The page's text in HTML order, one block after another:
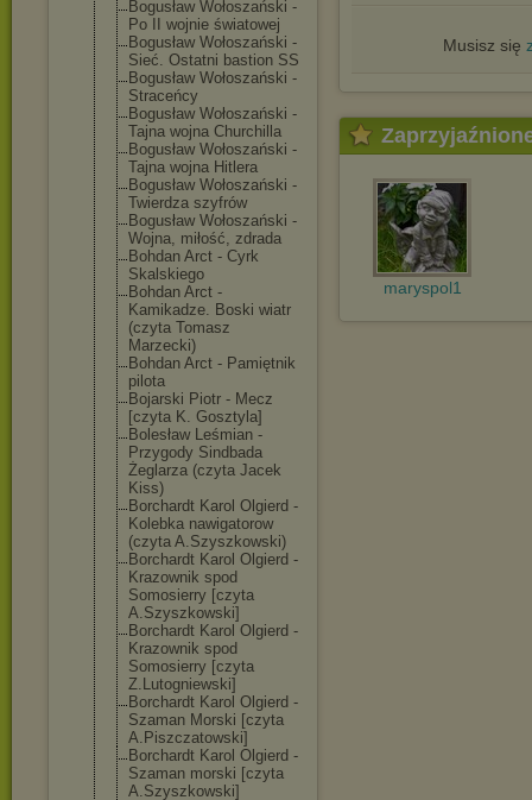
Bogusław Wołoszański -
Po II wojnie światowej
Bogusław Wołoszański -
Sieć. Ostatni bastion SS
Bogusław Wołoszański -
Straceńcy
Bogusław Wołoszański -
Tajna wojna Churchilla
Bogusław Wołoszański -
Tajna wojna Hitlera
Bogusław Wołoszański -
Twierdza szyfrów
Bogusław Wołoszański -
Wojna, miłość, zdrada
Bohdan Arct - Cyrk
Skalskiego
Bohdan Arct -
Kamikadze. Boski wiatr
(czyta Tomasz
Marzecki)
Bohdan Arct - Pamiętnik
pilota
Bojarski Piotr - Mecz
[czyta K. Gosztyla]
Bolesław Leśmian -
Przygody Sindbada
Żeglarza (czyta Jacek
Kiss)
Borchardt Karol Olgierd -
Kolebka nawigatorow
(czyta A.Szyszkowski)
Borchardt Karol Olgierd -
Krazownik spod
Somosierry [czyta
A.Szyszkowski]
Borchardt Karol Olgierd -
Krazownik spod
Somosierry [czyta
Z.Lutogniewski]
Borchardt Karol Olgierd -
Szaman Morski [czyta
A.Piszczatowski]
Borchardt Karol Olgierd -
Szaman morski [czyta
A.Szyszkowski]
Musisz się
maryspol1